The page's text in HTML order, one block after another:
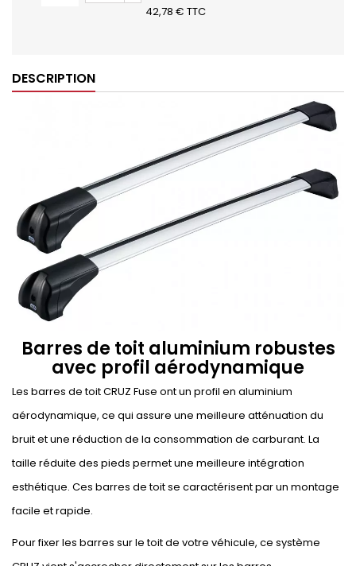
42,78 € TTC
DESCRIPTION
Barres de toit aluminium robustes
avec profil aérodynamique
Les barres de toit CRUZ Fuse ont un profil en aluminium
aérodynamique, ce qui assure une meilleure atténuation du
bruit et une réduction de la consommation de carburant. La
taille réduite des pieds permet une meilleure intégration
esthétique. Ces barres de toit se caractérisent par un montage
facile et rapide.
Pour fixer les barres sur le toit de votre véhicule, ce système